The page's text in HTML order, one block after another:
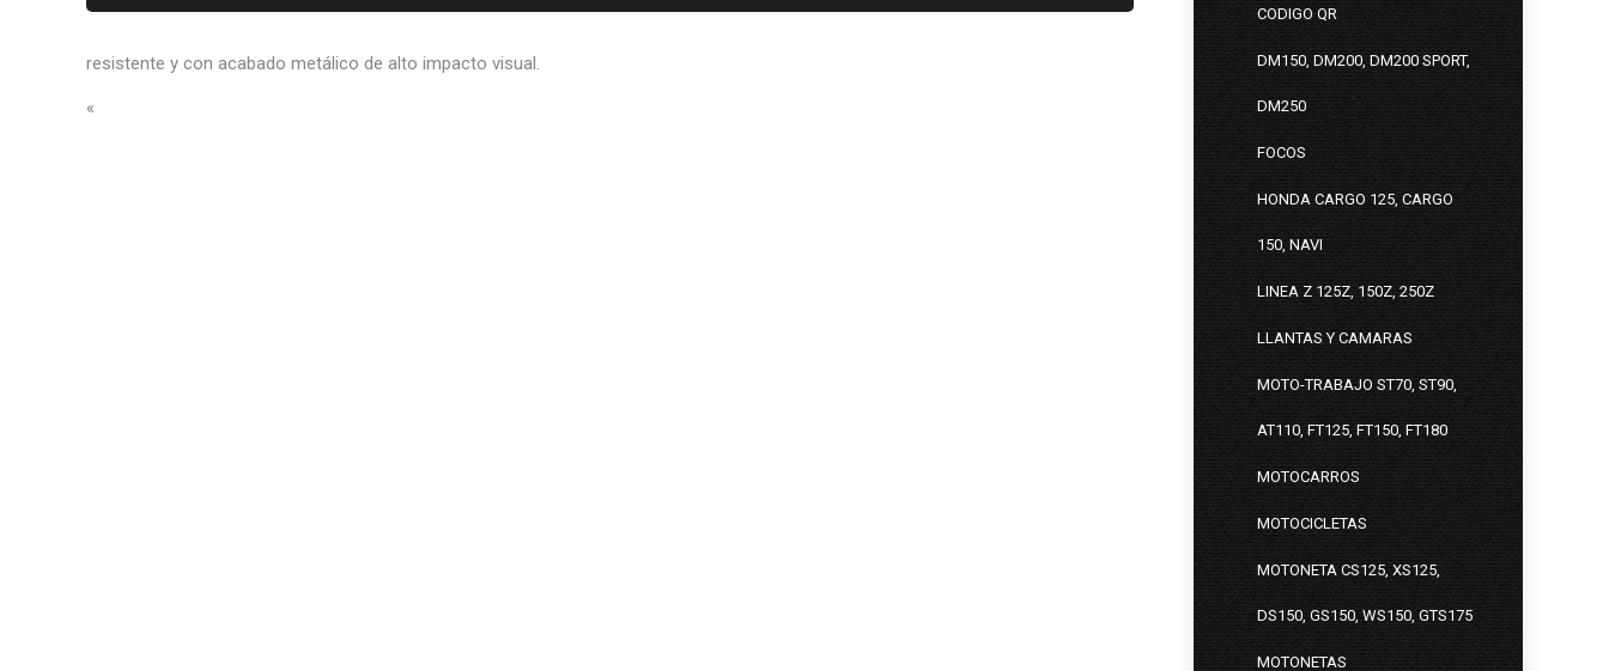
resistente y con acabado metálico de alto impacto visual.
«
CODIGO QR
DM150, DM200, DM200 SPORT,
DM250
FOCOS
HONDA CARGO 125, CARGO
150, NAVI
LINEA Z 125Z, 150Z, 250Z
LLANTAS Y CAMARAS
MOTO-TRABAJO ST70, ST90,
AT110, FT125, FT150, FT180
MOTOCARROS
MOTOCICLETAS
MOTONETA CS125, XS125,
DS150, GS150, WS150, GTS175
MOTONETAS